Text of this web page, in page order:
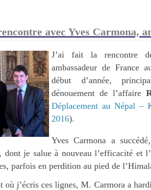
avec Yves Carmona,
J’ai fait la rencontre
ambassadeur de France
début d’année,
dénouement de l’affaire
Déplacement au Népal –
2016).
Yves Carmona a
, dont je salue à nouveau l’efficacité et
parfois en perdition au pied de
où j’écris ces lignes, M. Carmora a